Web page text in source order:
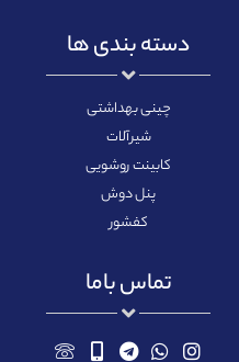
دسته بندی ها
چینی بهداشتی
شیرآلات
کابینت روشویی
پنل دوش
کفشور
تماس باما